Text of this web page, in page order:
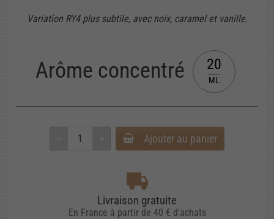
Variation RY4 plus subtile, avec noix, caramel et vanille.
Arôme concentré 20
ML
Ajouter au panier
Livraison gratuite
En France à partir de 40 € d'achats